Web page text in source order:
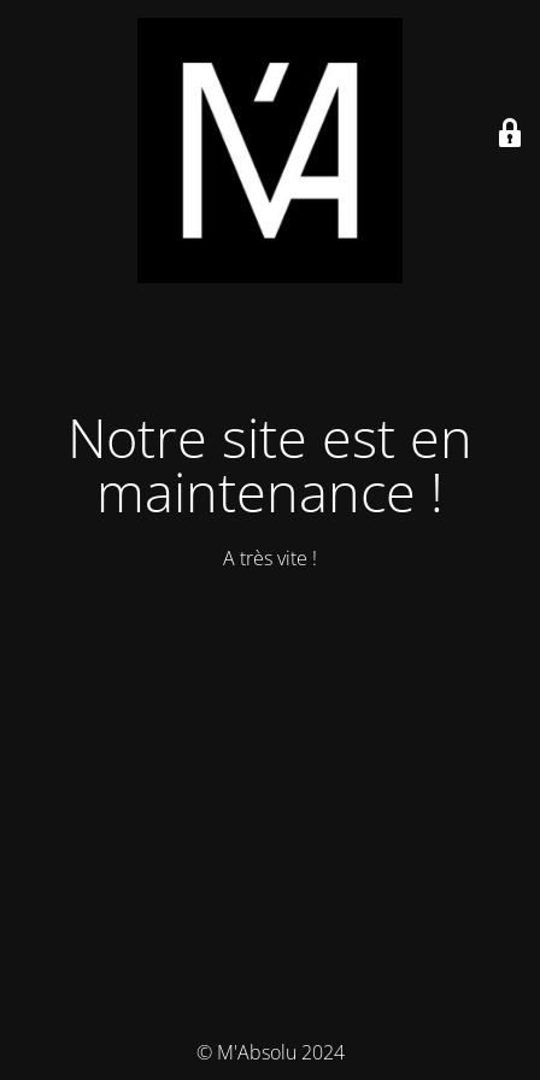
Notre site est en
maintenance !
A très vite !
© M'Absolu 2024